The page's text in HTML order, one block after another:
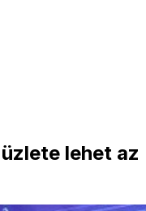
lehet az